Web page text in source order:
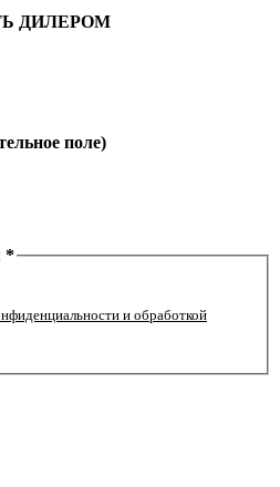
ДИЛЕРОМ
поле)
*
и обработкой